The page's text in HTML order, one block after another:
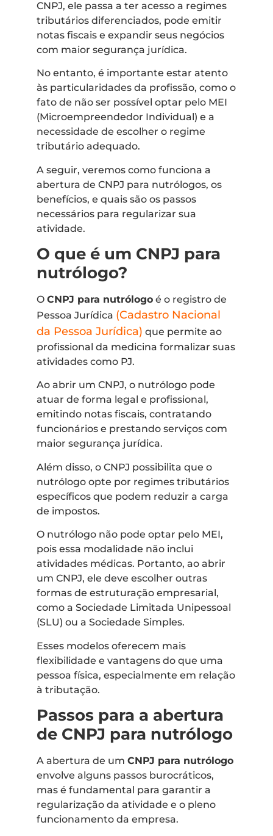
CNPJ, ele passa a ter acesso a regimes
tributários diferenciados, pode emitir
notas fiscais e expandir seus negócios
com maior segurança jurídica.
No entanto, é importante estar atento
às particularidades da profissão, como o
fato de não ser possível optar pelo MEI
(Microempreendedor Individual) e a
necessidade de escolher o regime
tributário adequado.
A seguir, veremos como funciona a
abertura de CNPJ para nutrólogos, os
benefícios, e quais são os passos
necessários para regularizar sua
atividade.
O que é um CNPJ para
nutrólogo?
O CNPJ para nutrólogo é o registro de
Pessoa Jurídica (Cadastro Nacional
da Pessoa Jurídica) que permite ao
profissional da medicina formalizar suas
atividades como PJ.
Ao abrir um CNPJ, o nutrólogo pode
atuar de forma legal e profissional,
emitindo notas fiscais, contratando
funcionários e prestando serviços com
maior segurança jurídica.
Além disso, o CNPJ possibilita que o
nutrólogo opte por regimes tributários
específicos que podem reduzir a carga
de impostos.
O nutrólogo não pode optar pelo MEI,
pois essa modalidade não inclui
atividades médicas. Portanto, ao abrir
um CNPJ, ele deve escolher outras
formas de estruturação empresarial,
como a Sociedade Limitada Unipessoal
(SLU) ou a Sociedade Simples.
Esses modelos oferecem mais
flexibilidade e vantagens do que uma
pessoa física, especialmente em relação
à tributação.
Passos para a abertura
de CNPJ para nutrólogo
A abertura de um CNPJ para nutrólogo
envolve alguns passos burocráticos,
mas é fundamental para garantir a
regularização da atividade e o pleno
funcionamento da empresa.